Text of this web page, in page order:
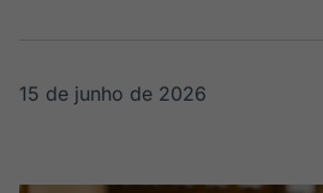
15 de junho de 2026